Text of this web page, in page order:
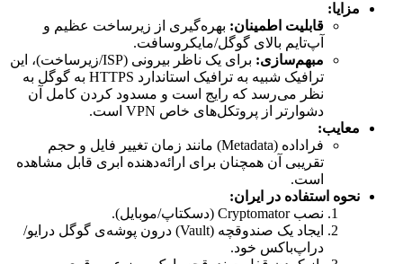
مزایا:
قابلیت اطمینان: بهره‌گیری از زیرساخت عظیم و
آپ‌تایم بالای گوگل/مایکروسافت.
مبهم‌سازی:
برای یک ناظر بیرونی (ISP/زیرساخت)، این
ترافیک شبیه به ترافیک استاندارد HTTPS به گوگل به
نظر می‌رسد که رایج است و مسدود کردن کامل آن
دشوارتر از پروتکل‌های خاص VPN است.
معایب:
فراداده (Metadata) مانند زمان تغییر فایل و حجم
تقریبی آن همچنان برای ارائه‌دهنده ابری قابل مشاهده
است.
نحوه استفاده در ایران:
نصب Cryptomator (دسکتاپ/موبایل).
ایجاد یک صندوقچه (Vault) درون پوشه‌ی گوگل درایو/
دراپ‌باکس خود.